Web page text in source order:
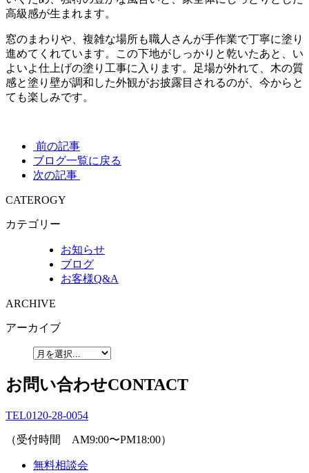
高級感が生まれます。
窓のまわりや、複雑な場所も職人さんが手作業で丁寧に塗り
進めてくれています。この下地がしっかりと乾いたあと、い
よいよ仕上げの塗り工事に入ります。足場が外れて、木の質
感と塗り壁が調和した外観がお披露目されるのが、今からと
ても楽しみです。
前の記事
ブログ一覧に戻る
次の記事
CATEROGY
カテゴリー
お知らせ
ブログ
お客様Q&A
ARCHIVE
アーカイブ
お問い合わせCONTACT
TEL0120-28-0054
（受付時間 AM9:00〜PM18:00）
無料相談会